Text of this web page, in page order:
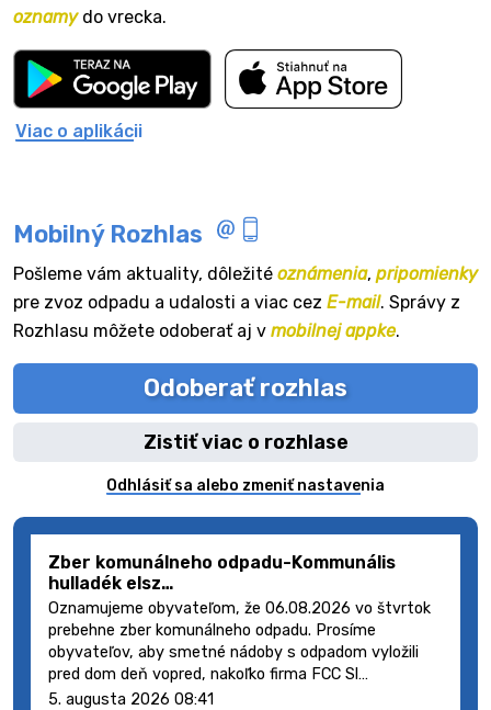
oznamydo vrecka.
Viac o aplikácii
Mobilný Rozhlas
Pošleme vám aktuality, dôležité oznámenia, pripomienky
pre zvoz odpadu a udalosti a viac cez E-mail. Správy z
Rozhlasu môžete odoberať aj v mobilnej appke.
Odoberať rozhlas
Zistiť viac o rozhlase
Odhlásiť sa alebo zmeniť nastavenia
Zber komunálneho odpadu-Kommunális
hulladék elsz…
Oznamujeme obyvateľom, že 06.08.2026 vo štvrtok
prebehne zber komunálneho odpadu. Prosíme
obyvateľov, aby smetné nádoby s odpadom vyložili
pred dom deň vopred, nakoľko firma FCC Sl…
5. augusta 2026 08:41